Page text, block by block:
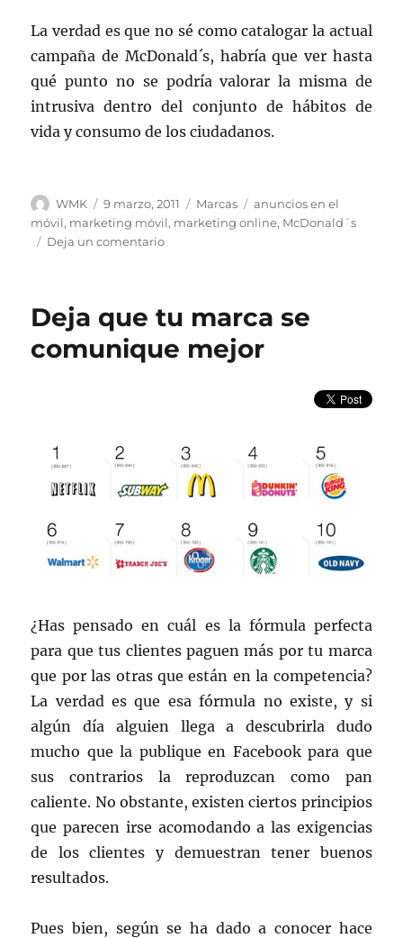
La verdad es que no sé como catalogar la actual
campaña de McDonald´s, habría que ver hasta
qué punto no se podría valorar la misma de
intrusiva dentro del conjunto de hábitos de
vida y consumo de los ciudadanos.
Autor
WMK
Publicado
el
9 marzo, 2011 Categorías
Marcas Etiquetas
anuncios en el
móvil, marketing móvil, marketing online, McDonald´s
Deja un comentarioen
anuncia
través
Deja que tu marca se
comunique mejor
¿Has pensado en cuál es la fórmula perfecta
para que tus clientes paguen más por tu marca
que por las otras que están en la competencia?
La verdad es que esa fórmula no existe, y si
algún día alguien llega a descubrirla dudo
mucho que la publique en Facebook para que
sus contrarios la reproduzcan como pan
caliente. No obstante, existen ciertos principios
que parecen irse acomodando a las exigencias
de los clientes y demuestran tener buenos
resultados.
Pues bien, según se ha dado a conocer hace